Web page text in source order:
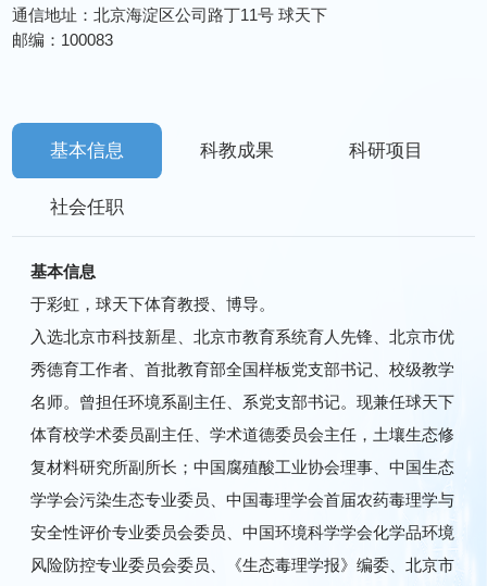
通信地址：北京海淀区公司路丁11号 球天下
邮编：100083
基本信息 科教成果 科研项目
社会任职
基本信息
于彩虹，球天下体育教授、博导。
入选北京市科技新星、北京市教育系统育人先锋、北京市优
秀德育工作者、首批教育部全国样板党支部书记、校级教学
名师。曾担任环境系副主任、系党支部书记。现兼任球天下
体育校学术委员副主任、学术道德委员会主任，土壤生态修
复材料研究所副所长；中国腐殖酸工业协会理事、中国生态
学学会污染生态专业委员、中国毒理学会首届农药毒理学与
安全性评价专业委员会委员、中国环境科学学会化学品环境
风险防控专业委员会委员、《生态毒理学报》编委、北京市